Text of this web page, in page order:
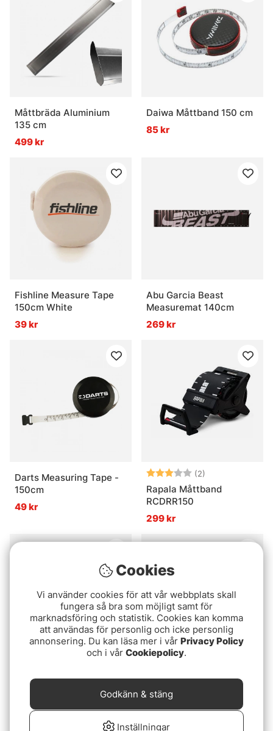
Måttbräda Aluminium
135 cm
499 kr
Daiwa Måttband 150 cm
85 kr
Fishline Measure Tape
150cm White
39 kr
Abu Garcia Beast
Measuremat 140cm
269 kr
Darts Measuring Tape -
150cm
49 kr
Betyg: (2)
Rapala Måttband
RCDRR150
299 kr
60cm
199 kr
Slutsåld
Cookies
Vi använder cookies för att vår webbplats skall
fungera så bra som möjligt samt för
marknadsföring och statistik. Cookies kan komma
att användas för personlig och icke personlig
annonsering. Du kan läsa mer i vår Privacy Policy
och i vår Cookiepolicy.
Inställningar
Godkänn & stäng